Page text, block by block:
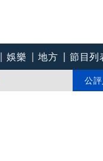
娛樂 地方 節目列
公